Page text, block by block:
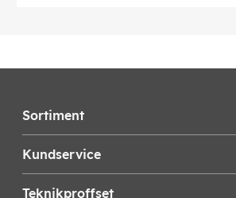
Sortiment
Kundservice
Teknikproffset